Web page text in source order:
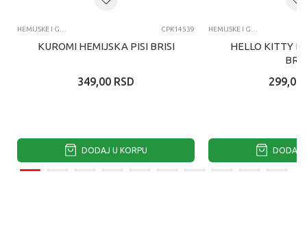
HEMIJSKE I GEL OLOVKE I NALIV PERA CPK14539
KUROMI HEMIJSKA PISI BRISI
349,00 RSD
DODAJ U KORPU
HEMIJSKE I GEL OLOVKE I NALIV PERA
HELLO KITTY
299,00
DODAJ